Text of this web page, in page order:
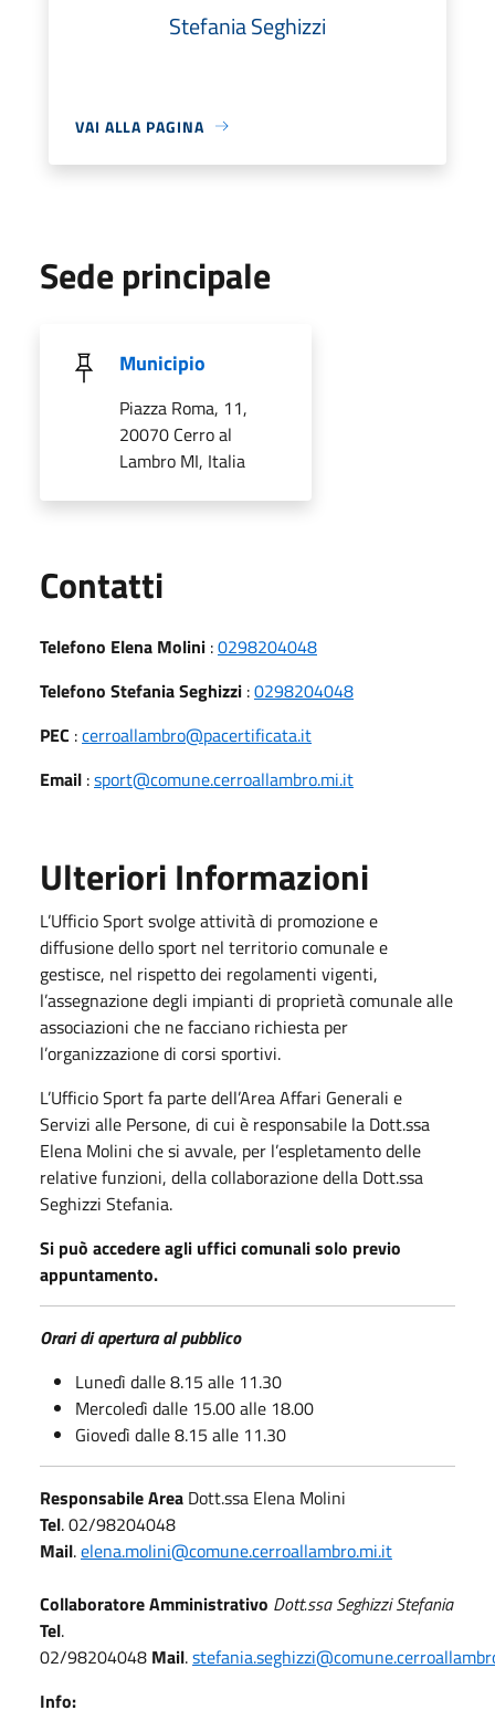
Stefania Seghizzi
VAI ALLA PAGINA
Sede principale
Municipio
Piazza Roma, 11,
20070 Cerro al
Lambro MI, Italia
Contatti
Telefono Elena Molini :0298204048
Telefono Stefania Seghizzi :0298204048
PEC :cerroallambro@pacertificata.it
Email :sport@comune.cerroallambro.mi.it
Ulteriori Informazioni
L’Ufficio Sport svolge attività di promozione e
diffusione dello sport nel territorio comunale e
gestisce, nel rispetto dei regolamenti vigenti,
l’assegnazione degli impianti di proprietà comunale alle
associazioni che ne facciano richiesta per
l’organizzazione di corsi sportivi.
L’Ufficio Sport fa parte dell’Area Affari Generali e
Servizi alle Persone, di cui è responsabile la Dott.ssa
Elena Molini che si avvale, per l’espletamento delle
relative funzioni, della collaborazione della Dott.ssa
Seghizzi Stefania.
Si può accedere agli uffici comunali solo previo
appuntamento.
Orari di apertura al pubblico
Lunedì dalle 8.15 alle 11.30
Mercoledì dalle 15.00 alle 18.00
Giovedì dalle 8.15 alle 11.30
Responsabile Area Dott.ssa Elena Molini
Tel. 02/98204048
Mail.elena.molini@comune.cerroallambro.mi.it
Collaboratore Amministrativo Dott.ssa Seghizzi Stefania
Tel.
02/98204048 Mail.
Info: